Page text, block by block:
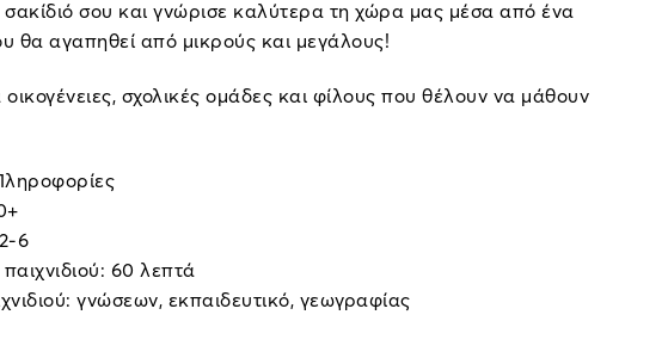
σου και γνώρισε καλύτερα τη χώρα μας μέσα από ένα
θα αγαπηθεί από μικρούς και μεγάλους!
οικογένειες, σχολικές ομάδες και φίλους που θέλουν να μάθουν
6
60 λεπτά
γνώσεων, εκπαιδευτικό, γεωγραφίας